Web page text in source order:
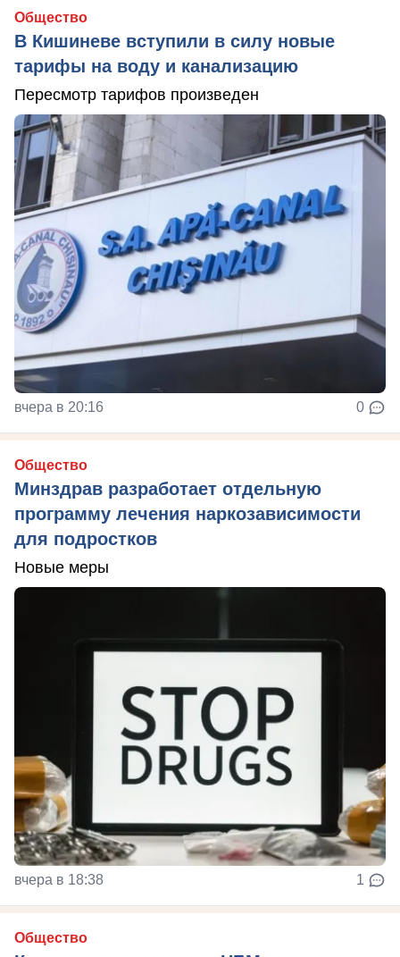
Общество
В Кишиневе вступили в силу новые
тарифы на воду и канализацию
Пересмотр тарифов произведен
вчера в 20:16 0
Общество
Минздрав разработает отдельную
программу лечения наркозависимости
для подростков
Новые меры
вчера в 18:38 1
Общество